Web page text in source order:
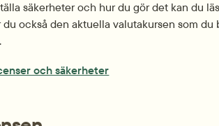
säkerheter och hur du gör det kan du
också den aktuella valutakursen som
och säkerheter